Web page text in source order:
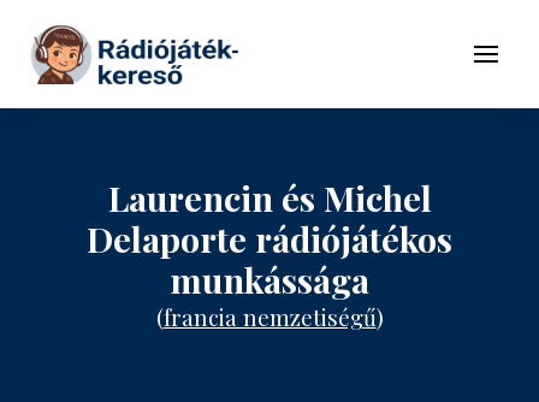
Tovább a tartalomhoz
Menü
Laurencin és Michel
Delaporte rádiójátékos
munkássága
(francia nemzetiségű)